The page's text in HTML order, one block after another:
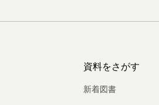
資料をさがす
新着図書